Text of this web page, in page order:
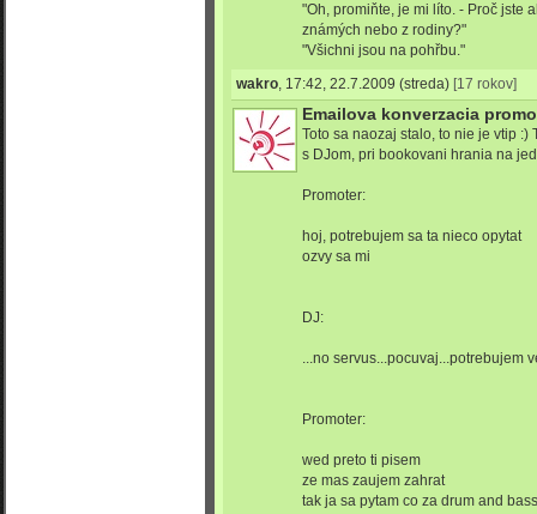
"Oh, promiňte, je mi líto. - Proč jste
známých nebo z rodiny?"
"Všichni jsou na pohřbu."
wakro, 17:42, 22.7.2009 (streda) [17 rokov]
Emailova konverzacia
Toto sa naozaj stalo, to nie je vtip
s DJom, pri bookovani hrania na
Promoter:
hoj, potrebujem sa ta nieco opytat
ozvy sa mi
DJ:
...no servus...pocuvaj...potrebujem
Promoter:
wed preto ti pisem
ze mas zaujem zahrat
tak ja sa pytam co za drum and